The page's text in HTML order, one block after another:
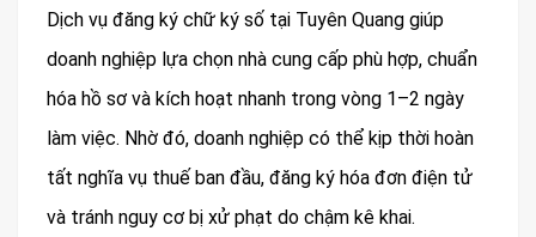
Dịch vụ đăng ký chữ ký số tại Tuyên Quang giúp
doanh nghiệp lựa chọn nhà cung cấp phù hợp, chuẩn
hóa hồ sơ và kích hoạt nhanh trong vòng 1–2 ngày
làm việc. Nhờ đó, doanh nghiệp có thể kịp thời hoàn
tất nghĩa vụ thuế ban đầu, đăng ký hóa đơn điện tử
và tránh nguy cơ bị xử phạt do chậm kê khai.